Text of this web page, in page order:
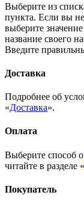
Выберите из
пункта. Если вы
выберите
название своего
Введите
Доставка
Подробнее об
«Доставка».
Оплата
Выберите способ
читайте в разделе «
Покупатель